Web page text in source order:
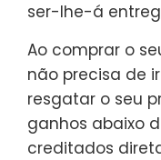
ser-lhe-á
Ao comprar o
não precisa de
resgatar o seu
ganhos abaixo
creditados